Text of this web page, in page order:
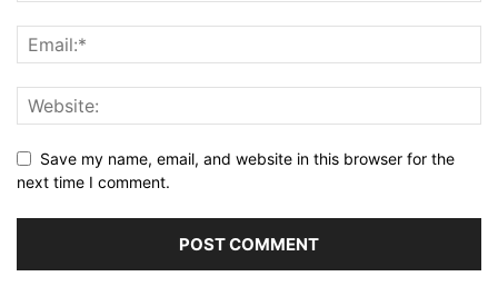
Save my name, email, and website in this browser for the
next time I comment.